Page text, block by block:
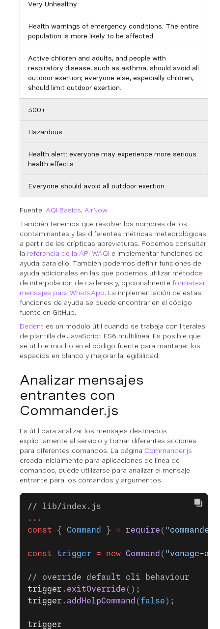
Very Unhealthy
Health warnings of emergency conditions. The entire
population is more likely to be affected.
Active children and adults, and people with
respiratory disease, such as asthma, should avoid all
outdoor exertion; everyone else, especially children,
should limit outdoor exertion.
300+
Hazardous
Health alert: everyone may experience more serious
health effects.
Everyone should avoid all outdoor exertion.
Fuente: AQI Basics, AirNow
También tenemos que resolver los nombres de los
contaminantes y las diferentes métricas meteorológicas
a partir de las crípticas abreviaturas. Podemos consultar
la referencia de la API WAQI e implementar funciones de
ayuda para ello. También podemos definir funciones de
ayuda adicionales en las que podemos utilizar métodos
de interpolación de cadenas y, opcionalmente formatear
mensajes para WhatsApp. La implementación de estas
funciones de ayuda se puede encontrar en el código
fuente en GitHub.
Dedent es un módulo útil cuando se trabaja con literales
de plantilla de JavaScript ES6 multilínea. Es posible que
se utilice mucho en el código fuente para mantener los
espacios en blanco y mejorar la legibilidad.
Analizar mensajes
entrantes con
Commander.js
Es útil para analizar los mensajes destinados
explícitamente al servicio y tomar diferentes acciones
para diferentes comandos. La página Commander.js
creada inicialmente para aplicaciones de línea de
comandos, puede utilizarse para analizar el mensaje
entrante para los comandos y argumentos.
// lib/index.js
...
const { Command } = require ( "commander"
const trigger = new Command ( "vonage-
// override default cli behaviour
trigger . exitOverride ();
trigger . addHelpCommand (false );
trigger